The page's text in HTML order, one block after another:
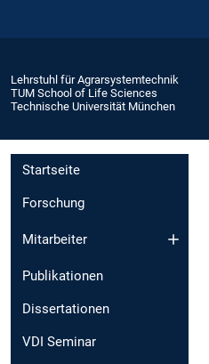
Lehrstuhl für Agrarsystemtechnik
TUM School of Life Sciences
Technische Universität München
Startseite
Forschung
Mitarbeiter
Publikationen
Dissertationen
VDI Seminar